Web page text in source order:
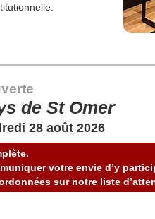
de St Omer
28 août 2026
votre envie d’y
sur notre liste